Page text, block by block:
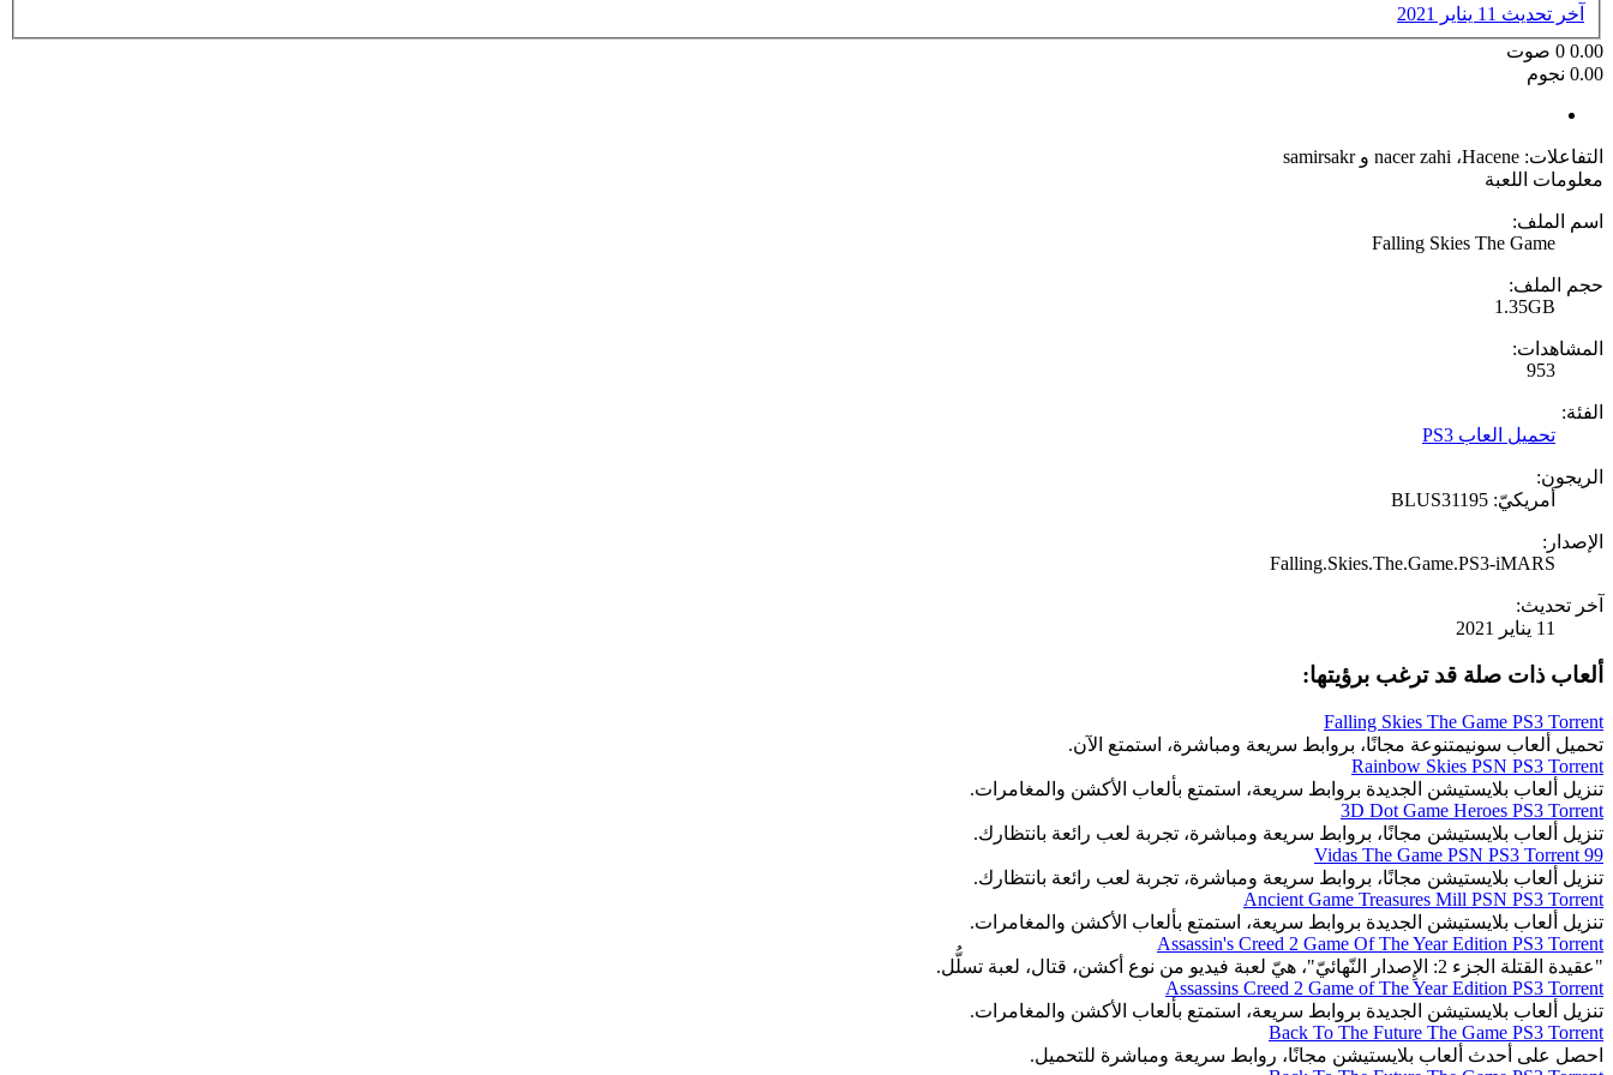
آخر تحديث 11 يناير 2021
0.00
0 صوت
0.00 نجوم
التفاعلات: Hacene، nacer zahi وsamirsakr
معلومات اللعبة
اسم الملف:
Falling Skies The Game
حجم الملف:
1.35GB
المشاهدات:
953
الفئة:
تحميل العاب PS3
الريجون:
أمريكيّ: BLUS31195
الإصدار:
Falling.Skies.The.Game.PS3-iMARS
آخر تحديث:
11 يناير 2021
ألعاب ذات صلة قد ترغب برؤيتها:
Falling Skies The Game PS3 Torrent
تحميل ألعاب سونيمتنوعة مجانًا، بروابط سريعة ومباشرة، استمتع الآن.
Rainbow Skies PSN PS3 Torrent
تنزيل ألعاب بلايستيشن الجديدة بروابط سريعة، استمتع بألعاب الأكشن والمغامرات.
3D Dot Game Heroes PS3 Torrent
تنزيل ألعاب بلايستيشن مجانًا، بروابط سريعة ومباشرة، تجربة لعب رائعة بانتظارك.
99 Vidas The Game PSN PS3 Torrent
تنزيل ألعاب بلايستيشن مجانًا، بروابط سريعة ومباشرة، تجربة لعب رائعة بانتظارك.
Ancient Game Treasures Mill PSN PS3 Torrent
تنزيل ألعاب بلايستيشن الجديدة بروابط سريعة، استمتع بألعاب الأكشن والمغامرات.
Assassin's Creed 2 Game Of The Year Edition PS3 Torrent
"عقيدة القتلة الجزء 2: الإِصدار النّهائيّ"، هيّ لعبة فيديو من نوع أكشن، قتال، لعبة تسلُّل.
Assassins Creed 2 Game of The Year Edition PS3 Torrent
تنزيل ألعاب بلايستيشن الجديدة بروابط سريعة، استمتع بألعاب الأكشن والمغامرات.
Back To The Future The Game PS3 Torrent
احصل على أحدث ألعاب بلايستيشن مجانًا، روابط سريعة ومباشرة للتحميل.